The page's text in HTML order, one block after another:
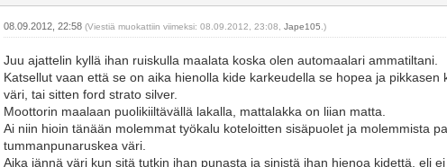
08.09.2012, 22:58(Viestiä muokattiin viimeksi: 08.09.2012, 23:08,Jape105 .)
Juu ajattelin kyllä ihan ruiskulla maalata koska olen automaalari ammatiltani.
Katsellut vaan että se on aika hienolla kide karkeudella se hopea ja
väri, tai sitten ford strato silver.
Moottorin maalaan puolikiiltävällä lakalla, mattalakka on liian matta.
Ai niin hioin tänään molemmat työkalu koteloitten sisäpuolet ja molemmista
tummanpunaruskea väri.
Aika jännä väri kun sitä tutkin ihan punasta ja sinistä ihan hienoa kidettä, eli